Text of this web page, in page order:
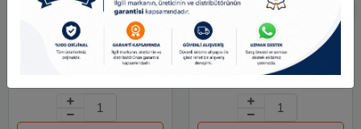
Mikro Not Defteri
Sports Boy Nt-108
Mikro Not Defteri Puffy
Butterflys Pf-60